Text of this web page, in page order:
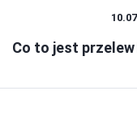
Co to jest przelew